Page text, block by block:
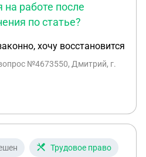
на работе после
по статье?
хочу восстановится
№4673550, Дмитрий, г.
Трудовое право